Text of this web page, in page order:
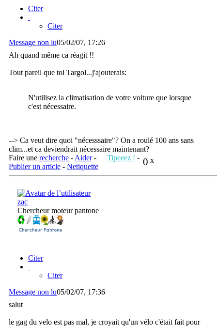
Citer
Citer
Message non lu05/02/07, 17:26
Ah quand même ca réagit !!
Tout pareil que toi Targol...j'ajouterais:
N'utilisez la climatisation de votre voiture que lorsque
c'est nécessaire.
--> Ca veut dire quoi "nécesssaire"? On a roulé 100 ans sans
clim...et ca deviendrait nécessaire maintenant?
0 x
Faire une recherche - Aider- Tipeeez ! -
Publier un article - Netiquette
zac
Chercheur moteur pantone
Citer
Citer
Message non lu05/02/07, 17:36
salut
le gag du velo est pas mal, je croyait qu'un vélo c'était fait pour